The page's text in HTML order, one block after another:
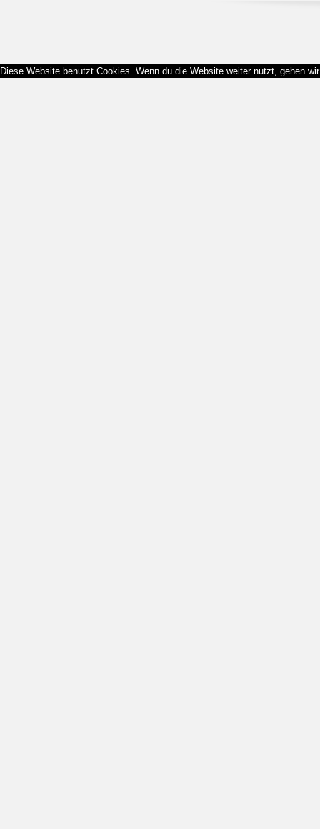
Diese Website benutzt Cookies. Wenn du die Website weiter nutzt, gehen